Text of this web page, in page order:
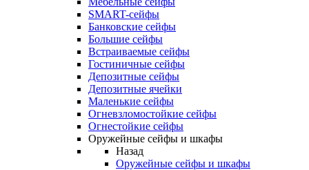
SMART-сейфы
Банковские сейфы
Большие сейфы
Встраиваемые сейфы
Гостиничные сейфы
Депозитные сейфы
Депозитные ячейки
Маленькие сейфы
Огневзломостойкие сейфы
Огнестойкие сейфы
Оружейные сейфы и шкафы
Назад
Оружейные сейфы и шкафы